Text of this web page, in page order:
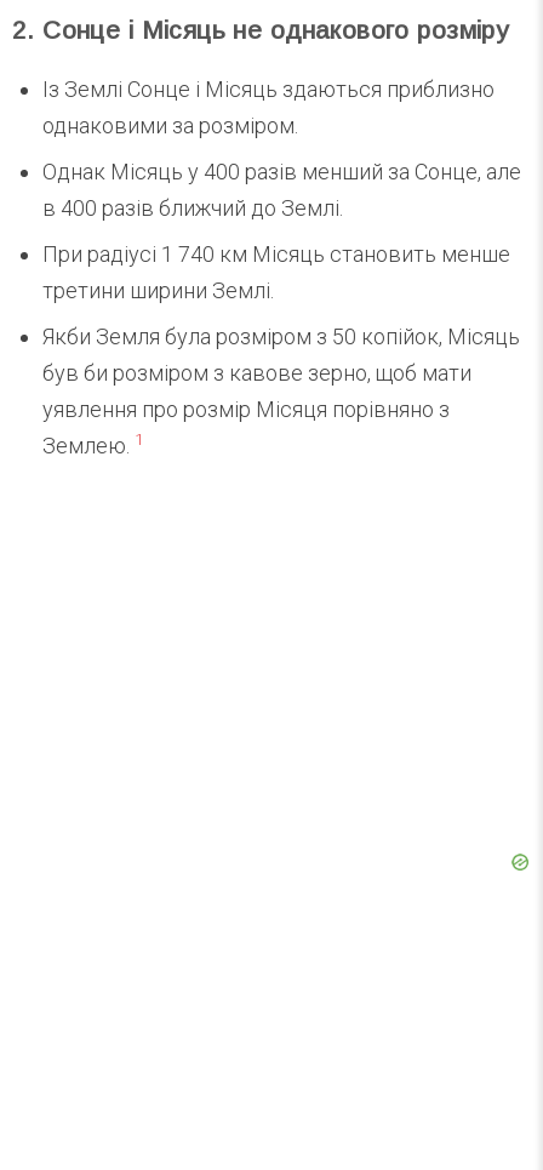
2. Сонце і Місяць не однакового розміру
Із Землі Сонце і Місяць здаються приблизно
однаковими за розміром.
Однак Місяць у 400 разів менший за Сонце, але
в 400 разів ближчий до Землі.
При радіусі 1 740 км Місяць становить менше
третини ширини Землі.
Якби Земля була розміром з 50 копійок, Місяць
був би розміром з кавове зерно, щоб мати
уявлення про розмір Місяця порівняно з
Землею. 1